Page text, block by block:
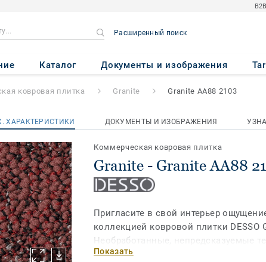
Расширенный поиск
Каталог Документы и изображения
2103
ковровая плитка Granite Granite AA88 2103
ХАРАКТЕРИСТИКИ ДОКУМЕНТЫ И ИЗОБРАЖЕНИЯ
Коммерческая ковровая плитка
Granite - Granite AA88
Пригласите в свой интерьер
коллекцией ковровой плитки DESSO
Необработанные, непредсказуемые
земли определяют 18 цветовых
Показать